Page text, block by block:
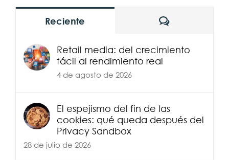
Reciente Comentarios
Retail media: del crecimiento
fácil al rendimiento real
4 de agosto de 2026
El espejismo del fin de las
cookies: qué queda después del
Privacy Sandbox
28 de julio de 2026